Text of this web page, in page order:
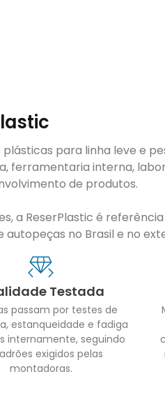
para linha leve e
ferramentaria interna,
de produtos.
a ReserPlastic é
no Brasil e no
Testada
passam por testes de
estanqueidade e fadiga
internamente, seguindo
exigidos pelas
montadoras.